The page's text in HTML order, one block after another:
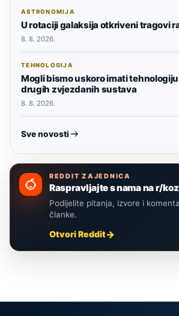
ASTRONOMIJA
U rotaciji galaksija otkriveni tragovi
8. 8. 2026.
TEHNOLOGIJA
Mogli bismo uskoro imati
drugih zvjezdanih sustava
8. 8. 2026.
Sve novosti
REDDIT ZAJEDNICA
Raspravljajte s nama na r/
Podijelite pitanja, izvore i
članke.
Otvori Reddit